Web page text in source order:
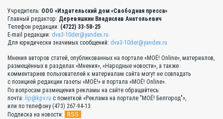
Учредитель: ООО «Издательский дом «Свободная пресса»
Главный редактор: Деревяшкин Владислав Анатольевич
Телефон редакции: (4722) 33-58-25
E-mail редакции: dva3-10der@yandex.ru
Для юридически значимых сообщений: dva3-10der@yandex.ru
Мнения авторов статей, опубликованных на портале «МОЁ! Online», материалов,
размещённых в разделах «Мнения», «Народные новости», а также
комментариев пользователей к материалам сайта могут не совпадать
с позицией редакции газеты «МОЁ!» и портала «МОЁ! Online».
По вопросам размещения рекламы на сайте обращайтесь:
почта: lip@kpv.ru с пометкой «Реклама на портале "МОЁ! Белгород"»,
или по телефону (473) 267-94-13
Подписка на новости:
RSS